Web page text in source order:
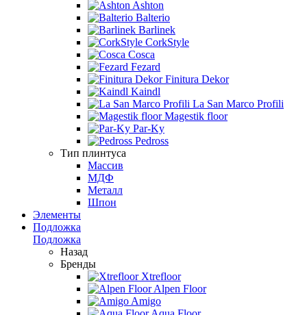
Ashton
Balterio
Barlinek
CorkStyle
Cosca
Fezard
Finitura Dekor
Kaindl
La San Marco Profili
Magestik floor
Par-Ky
Pedross
Тип плинтуса
Массив
МДФ
Металл
Шпон
Элементы
Подложка
Подложка
Назад
Бренды
Xtrefloor
Alpen Floor
Amigo